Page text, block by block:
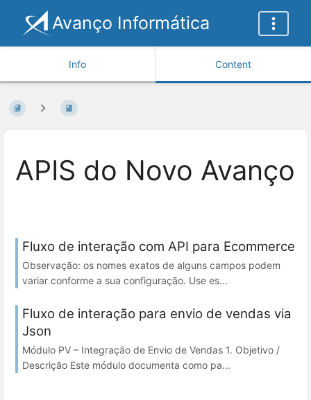
Avanço Informática
Info Content
APIS do Novo Avanço
Fluxo de interação com API para Ecommerce
Observação: os nomes exatos de alguns campos podem
variar conforme a sua configuração. Use es...
Fluxo de interação para envio de vendas via
Json
Módulo PV – Integração de Envio de Vendas 1. Objetivo /
Descrição Este módulo documenta como pa...